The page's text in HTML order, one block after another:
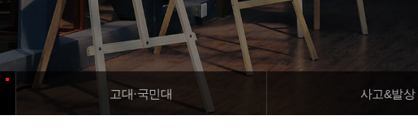
고대·국민대 사고&발상